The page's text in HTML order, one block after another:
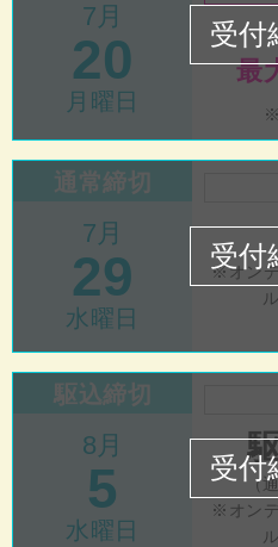
7月
20
月曜日
最
通常締切
7月
29
水曜日
オン
駆込締切
8月
5
水曜日
（
オン